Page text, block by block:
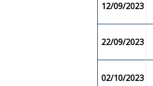
12/09/2023
22/09/2023
02/10/2023